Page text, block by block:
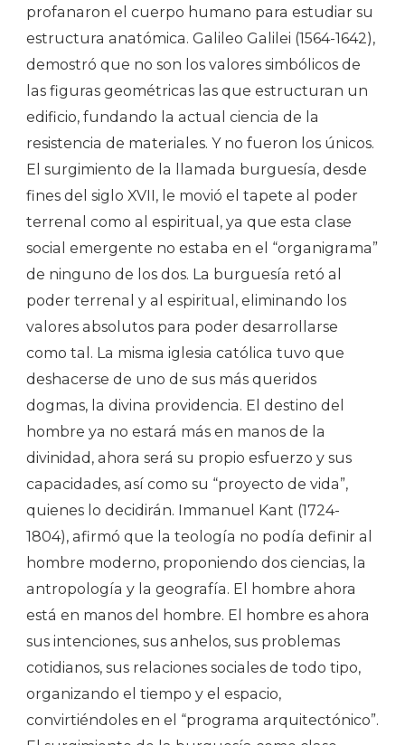
profanaron el cuerpo humano para estudiar su
estructura anatómica. Galileo Galilei (1564-1642),
demostró que no son los valores simbólicos de
las figuras geométricas las que estructuran un
edificio, fundando la actual ciencia de la
resistencia de materiales. Y no fueron los únicos.
El surgimiento de la llamada burguesía, desde
fines del siglo XVII, le movió el tapete al poder
terrenal como al espiritual, ya que esta clase
social emergente no estaba en el “organigrama”
de ninguno de los dos. La burguesía retó al
poder terrenal y al espiritual, eliminando los
valores absolutos para poder desarrollarse
como tal. La misma iglesia católica tuvo que
deshacerse de uno de sus más queridos
dogmas, la divina providencia. El destino del
hombre ya no estará más en manos de la
divinidad, ahora será su propio esfuerzo y sus
capacidades, así como su “proyecto de vida”,
quienes lo decidirán. Immanuel Kant (1724-
1804), afirmó que la teología no podía definir al
hombre moderno, proponiendo dos ciencias, la
antropología y la geografía. El hombre ahora
está en manos del hombre. El hombre es ahora
sus intenciones, sus anhelos, sus problemas
cotidianos, sus relaciones sociales de todo tipo,
organizando el tiempo y el espacio,
convirtiéndoles en el “programa arquitectónico”.